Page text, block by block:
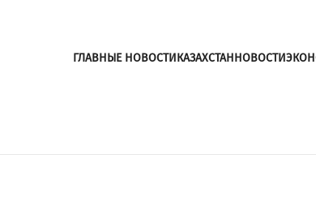
ГЛАВНЫЕ НОВОСТИКАЗАХСТАННОВОСТИ